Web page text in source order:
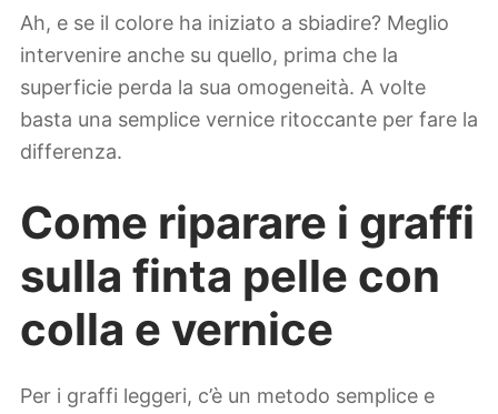
Ah, e se il colore ha iniziato a sbiadire? Meglio
intervenire anche su quello, prima che la
superficie perda la sua omogeneità. A volte
basta una semplice vernice ritoccante per fare la
differenza.
Come riparare i graffi
sulla finta pelle con
colla e vernice
Per i graffi leggeri, c’è un metodo semplice e